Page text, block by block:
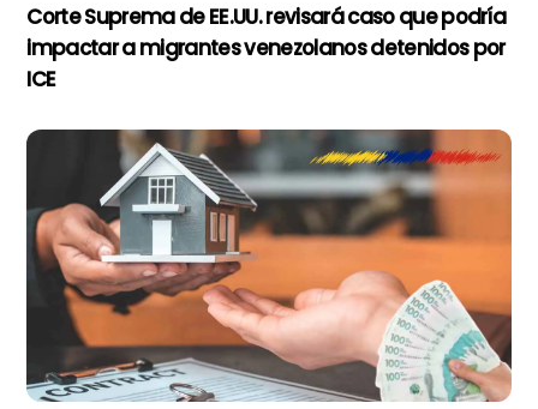
Corte Suprema de EE.UU. revisará caso que podría
impactar a migrantes venezolanos detenidos por
ICE